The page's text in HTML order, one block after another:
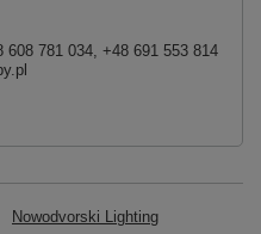
608 781 034, +48 691 553 814
Nowodvorski Lighting